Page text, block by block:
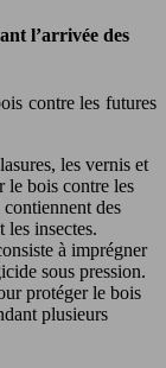
l’arrivée des
contre les futures
les vernis et
le bois contre les
des
les insectes.
à imprégner
sous pression.
protéger le bois
plusieurs